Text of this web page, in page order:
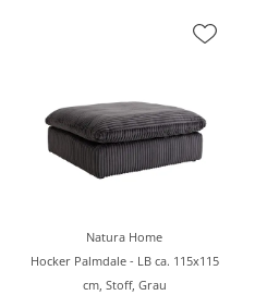
Natura Home
Hocker Palmdale - LB ca. 115x115
cm, Stoff, Grau